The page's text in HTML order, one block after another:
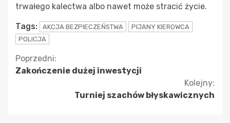
trwałego kalectwa albo nawet może stracić życie.
Tags: AKCJA BEZPIECZEŃSTWA
PIJANY KIEROWCA
POLICJA
Kontynuuj
Poprzedni:
Zakończenie dużej inwestycji
Kolejny:
Turniej szachów błyskawicznych